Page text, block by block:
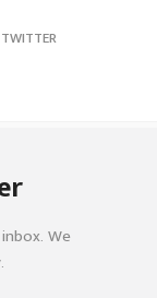
TWITTER
We